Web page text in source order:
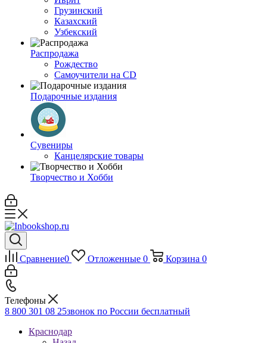
Грузинский
Казахский
Узбекский
Распродажа
Рождество
Самоучители на CD
Подарочные издания
Сувениры
Канцелярские товары
Творчество и Хобби
Сравнение0 Отложенные 0 Корзина 0
Телефоны
8 800 301 08 25звонок по России бесплатный
Краснодар